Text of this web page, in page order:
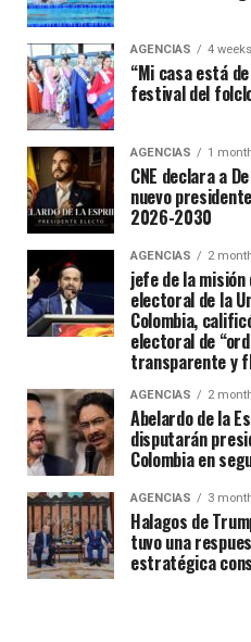
AGENCIAS 4
“Mi casa está
festival del
AGENCIAS 1
CNE declara a
nuevo
2026-2030
AGENCIAS 2
jefe de la
electoral de la
Colombia,
electoral de
transparente y
AGENCIAS 2
Abelardo de la
disputarán
Colombia en
AGENCIAS 3
Halagos de
tuvo una
estratégica